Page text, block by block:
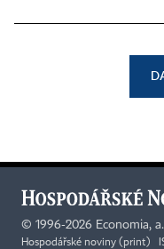
© 1996-2026 Economia,
Hospodářské noviny (print)